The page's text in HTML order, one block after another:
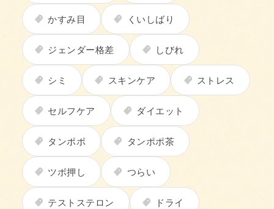
かすみ目 くいしばり
ジェンダー格差 しびれ
シミ スキンケア ストレス
セルフケア ダイエット
タンポポ タンポポ茶
ツボ押し つらい
テストステロン ドライ